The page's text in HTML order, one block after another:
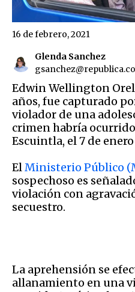
Glenda Sanchez
16 de febrero, 2021
Edwin Wellington
años, fue capturado
violador de una
crimen habría ocurrido
Escuintla, el 7 de enero
ElMinisterio Público
sospechoso es
violación con
secuestro.
La aprehensión se
allanamiento en una